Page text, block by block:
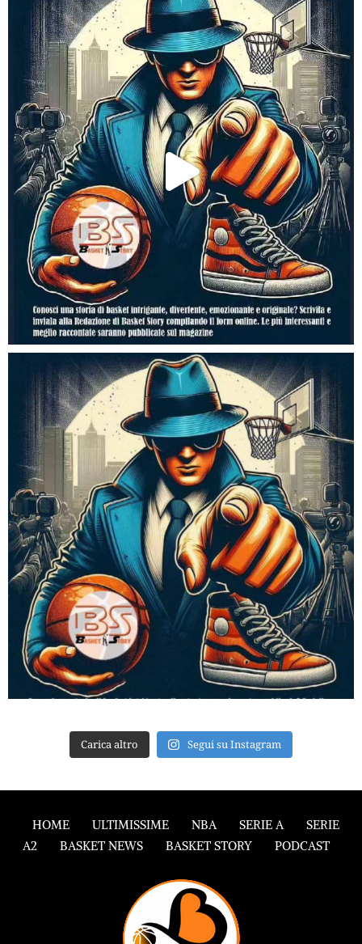
Carica altro Segui su Instagram
HOME ULTIMISSIME NBA SERIE A
SERIE
A2
BASKET NEWS BASKET STORY PODCAST